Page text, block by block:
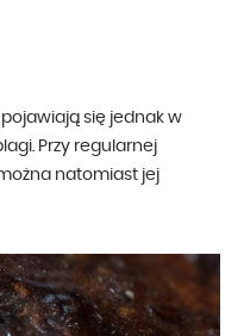
się jednak w
Przy regularnej
natomiast jej